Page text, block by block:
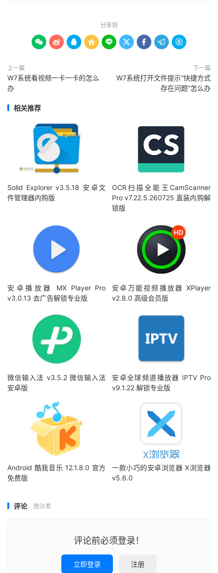
分享到
        
上一篇
W7系统看视频一卡一卡的怎么
办
下一篇
W7系统打开文件提示“快捷方式
存在问题”怎么办
相关推荐
Solid Explorer v3.5.18 安卓文
件管理器内购版
OCR扫描全能王CamScanner
Pro v7.22.5.260725 直装内购解
锁版
安卓播放器 MX Player Pro
v3.0.13 去广告解锁专业版
安卓万能视频播放器 XPlayer
v2.8.0 高级会员版
微信输入法 v3.5.2 微信输入法
安卓版
安卓全球频道播放器 IPTV Pro
v9.1.22 解锁专业版
Android 酷我音乐 12.1.8.0 官方
免费版
一款小巧的安卓浏览器 X浏览器
v5.6.0
评论 抢沙发
评论前必须登录！
立即登录 注册